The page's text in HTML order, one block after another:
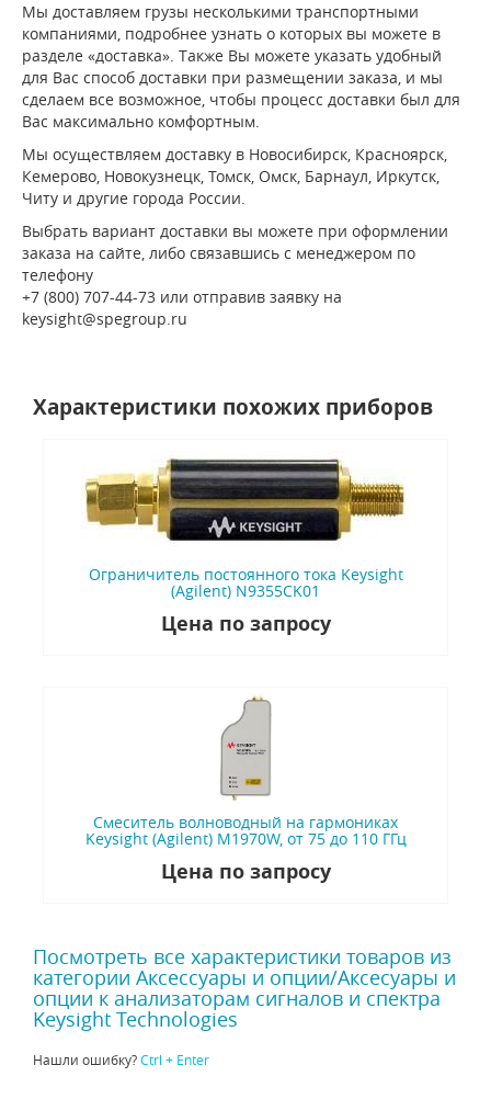
Мы доставляем грузы несколькими транспортными
компаниями, подробнее узнать о которых вы можете в
разделе «доставка». Также Вы можете указать удобный
для Вас способ доставки при размещении заказа, и мы
сделаем все возможное, чтобы процесс доставки был для
Вас максимально комфортным.
Мы осуществляем доставку в Новосибирск, Красноярск,
Кемерово, Новокузнецк, Томск, Омск, Барнаул, Иркутск,
Читу и другие города России.
Выбрать вариант доставки вы можете при оформлении
заказа на сайте, либо связавшись с менеджером по
телефону
+7 (800) 707-44-73 или отправив заявку на
keysight@spegroup.ru
Характеристики похожих приборов
Ограничитель постоянного тока Keysight
(Agilent) N9355CK01
Цена по запросу
Смеситель волноводный на гармониках
Keysight (Agilent) M1970W, от 75 до 110 ГГц
Цена по запросу
Посмотреть все характеристики товаров из
категории Аксессуары и опции/Аксесуары и
опции к анализаторам сигналов и спектра
Keysight Technologies
Нашли ошибку?Ctrl + Enter